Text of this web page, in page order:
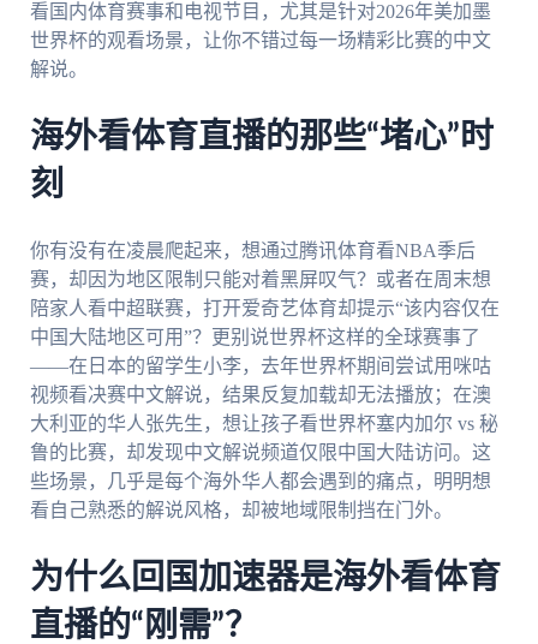
看国内体育赛事和电视节目，尤其是针对2026年美加墨
世界杯的观看场景，让你不错过每一场精彩比赛的中文
解说。
海外看体育直播的那些“堵心”时
刻
你有没有在凌晨爬起来，想通过腾讯体育看NBA季后
赛，却因为地区限制只能对着黑屏叹气？或者在周末想
陪家人看中超联赛，打开爱奇艺体育却提示“该内容仅在
中国大陆地区可用”？更别说世界杯这样的全球赛事了
——在日本的留学生小李，去年世界杯期间尝试用咪咕
视频看决赛中文解说，结果反复加载却无法播放；在澳
大利亚的华人张先生，想让孩子看世界杯塞内加尔 vs 秘
鲁的比赛，却发现中文解说频道仅限中国大陆访问。这
些场景，几乎是每个海外华人都会遇到的痛点，明明想
看自己熟悉的解说风格，却被地域限制挡在门外。
为什么回国加速器是海外看体育
直播的“刚需”？